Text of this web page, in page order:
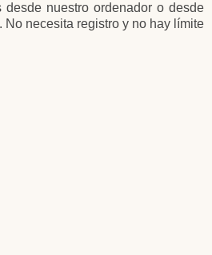
desde nuestro ordenador o desde
No necesita registro y no hay límite